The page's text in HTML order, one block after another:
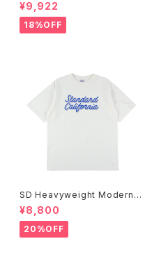
¥9,922
18%OFF
SD Heavyweight Modern T
wist Signs Logo T
¥8,800
20%OFF